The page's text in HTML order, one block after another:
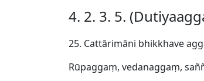
4. 2. 3. 5.
25. Cattārimāni bhikkhave
Rūpaggaṃ, vedanaggaṃ,